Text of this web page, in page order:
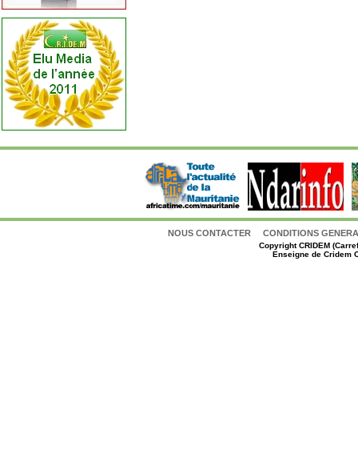
NOUS CONTACTER CONDITIONS
CopyrightCRIDEM
Enseigne de Cridem